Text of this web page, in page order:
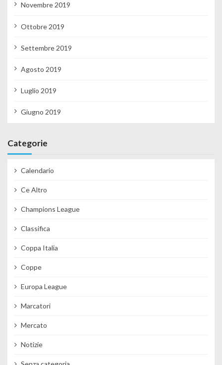
Novembre 2019
Ottobre 2019
Settembre 2019
Agosto 2019
Luglio 2019
Giugno 2019
Categorie
Calendario
Ce Altro
Champions League
Classifica
Coppa Italia
Coppe
Europa League
Marcatori
Mercato
Notizie